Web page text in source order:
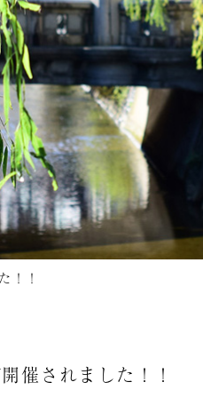
！！
催されました！！